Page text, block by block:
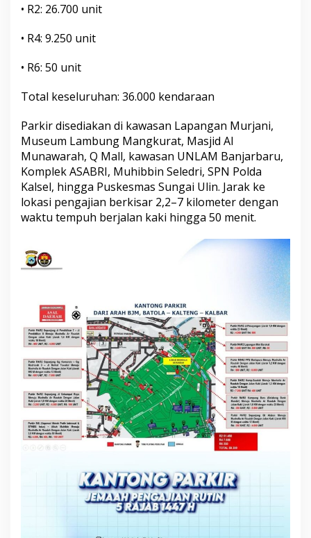
• R2: 26.700 unit
• R4: 9.250 unit
• R6: 50 unit
Total keseluruhan: 36.000 kendaraan
Parkir disediakan di kawasan Lapangan Murjani,
Museum Lambung Mangkurat, Masjid Al
Munawarah, Q Mall, kawasan UNLAM Banjarbaru,
Komplek ASABRI, Muhibbin Seledri, SPN Polda
Kalsel, hingga Puskesmas Sungai Ulin. Jarak ke
lokasi pengajian berkisar 2,2–7 kilometer dengan
waktu tempuh berjalan kaki hingga 50 menit.